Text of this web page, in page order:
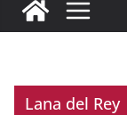
Lana del Rey